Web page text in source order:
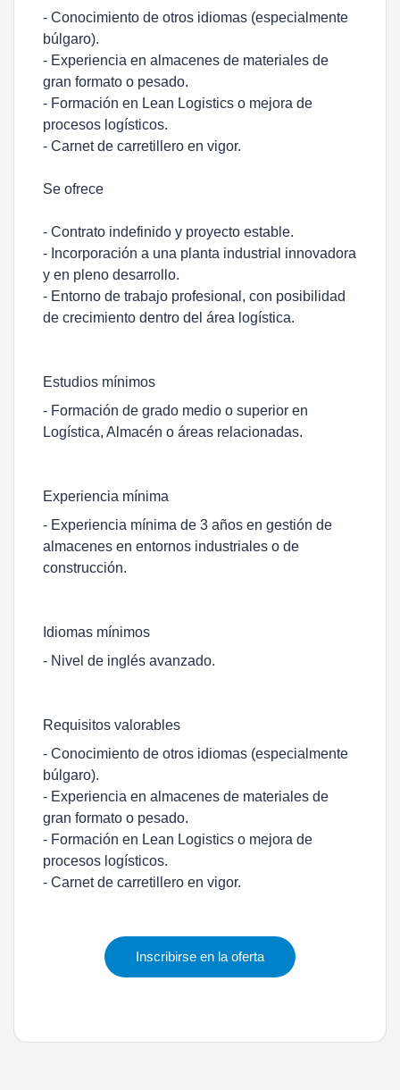
- Conocimiento de otros idiomas (especialmente
búlgaro).
- Experiencia en almacenes de materiales de
gran formato o pesado.
- Formación en Lean Logistics o mejora de
procesos logísticos.
- Carnet de carretillero en vigor.
Se ofrece
- Contrato indefinido y proyecto estable.
- Incorporación a una planta industrial innovadora
y en pleno desarrollo.
- Entorno de trabajo profesional, con posibilidad
de crecimiento dentro del área logística.
Estudios mínimos
- Formación de grado medio o superior en
Logística, Almacén o áreas relacionadas.
Experiencia mínima
- Experiencia mínima de 3 años en gestión de
almacenes en entornos industriales o de
construcción.
Idiomas mínimos
- Nivel de inglés avanzado.
Requisitos valorables
- Conocimiento de otros idiomas (especialmente
búlgaro).
- Experiencia en almacenes de materiales de
gran formato o pesado.
- Formación en Lean Logistics o mejora de
procesos logísticos.
- Carnet de carretillero en vigor.
Inscribirse en la oferta